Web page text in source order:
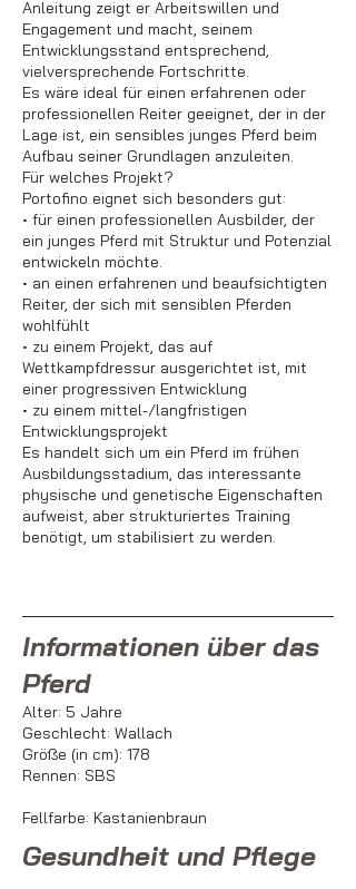
Anleitung zeigt er Arbeitswillen und
Engagement und macht, seinem
Entwicklungsstand entsprechend,
vielversprechende Fortschritte.
Es wäre ideal für einen erfahrenen oder
professionellen Reiter geeignet, der in der
Lage ist, ein sensibles junges Pferd beim
Aufbau seiner Grundlagen anzuleiten.
Für welches Projekt?
Portofino eignet sich besonders gut:
• für einen professionellen Ausbilder, der
ein junges Pferd mit Struktur und Potenzial
entwickeln möchte.
• an einen erfahrenen und beaufsichtigten
Reiter, der sich mit sensiblen Pferden
wohlfühlt
• zu einem Projekt, das auf
Wettkampfdressur ausgerichtet ist, mit
einer progressiven Entwicklung
• zu einem mittel-/langfristigen
Entwicklungsprojekt
Es handelt sich um ein Pferd im frühen
Ausbildungsstadium, das interessante
physische und genetische Eigenschaften
aufweist, aber strukturiertes Training
benötigt, um stabilisiert zu werden.
Informationen über das
Pferd
Alter: 5 Jahre
Geschlecht: Wallach
Größe (in cm): 178
Rennen: SBS
Fellfarbe: Kastanienbraun
Gesundheit und Pflege